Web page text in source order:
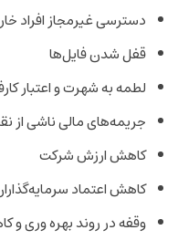
دسترسی غیرمجاز افراد
قفل شدن فایل‌ها
لطمه به شهرت و اعتبار
جریمه‌های مالی ناشی از
کاهش ارزش شرکت
کاهش اعتماد
وقفه در روند بهره وری